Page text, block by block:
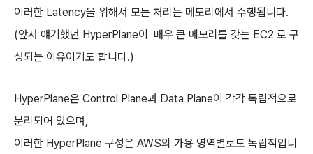
이러한 Latency을 위해서 모든 처리는 메모리에서 수행됩니다.
(앞서 얘기했던 HyperPlane이 매우 큰 메모리를 갖는 EC2 로 구
성되는 이유이기도 합니다.)
HyperPlane은 Control Plane과 Data Plane이 각각 독립적으로
분리되어 있으며,
이러한 HyperPlane 구성은 AWS의 가용 영역별로도 독립적입니